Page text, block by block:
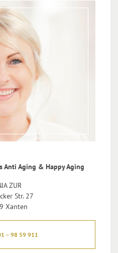
Anti Aging & Happy Aging
ZUR
Str. 27
Xanten
– 98 59 911